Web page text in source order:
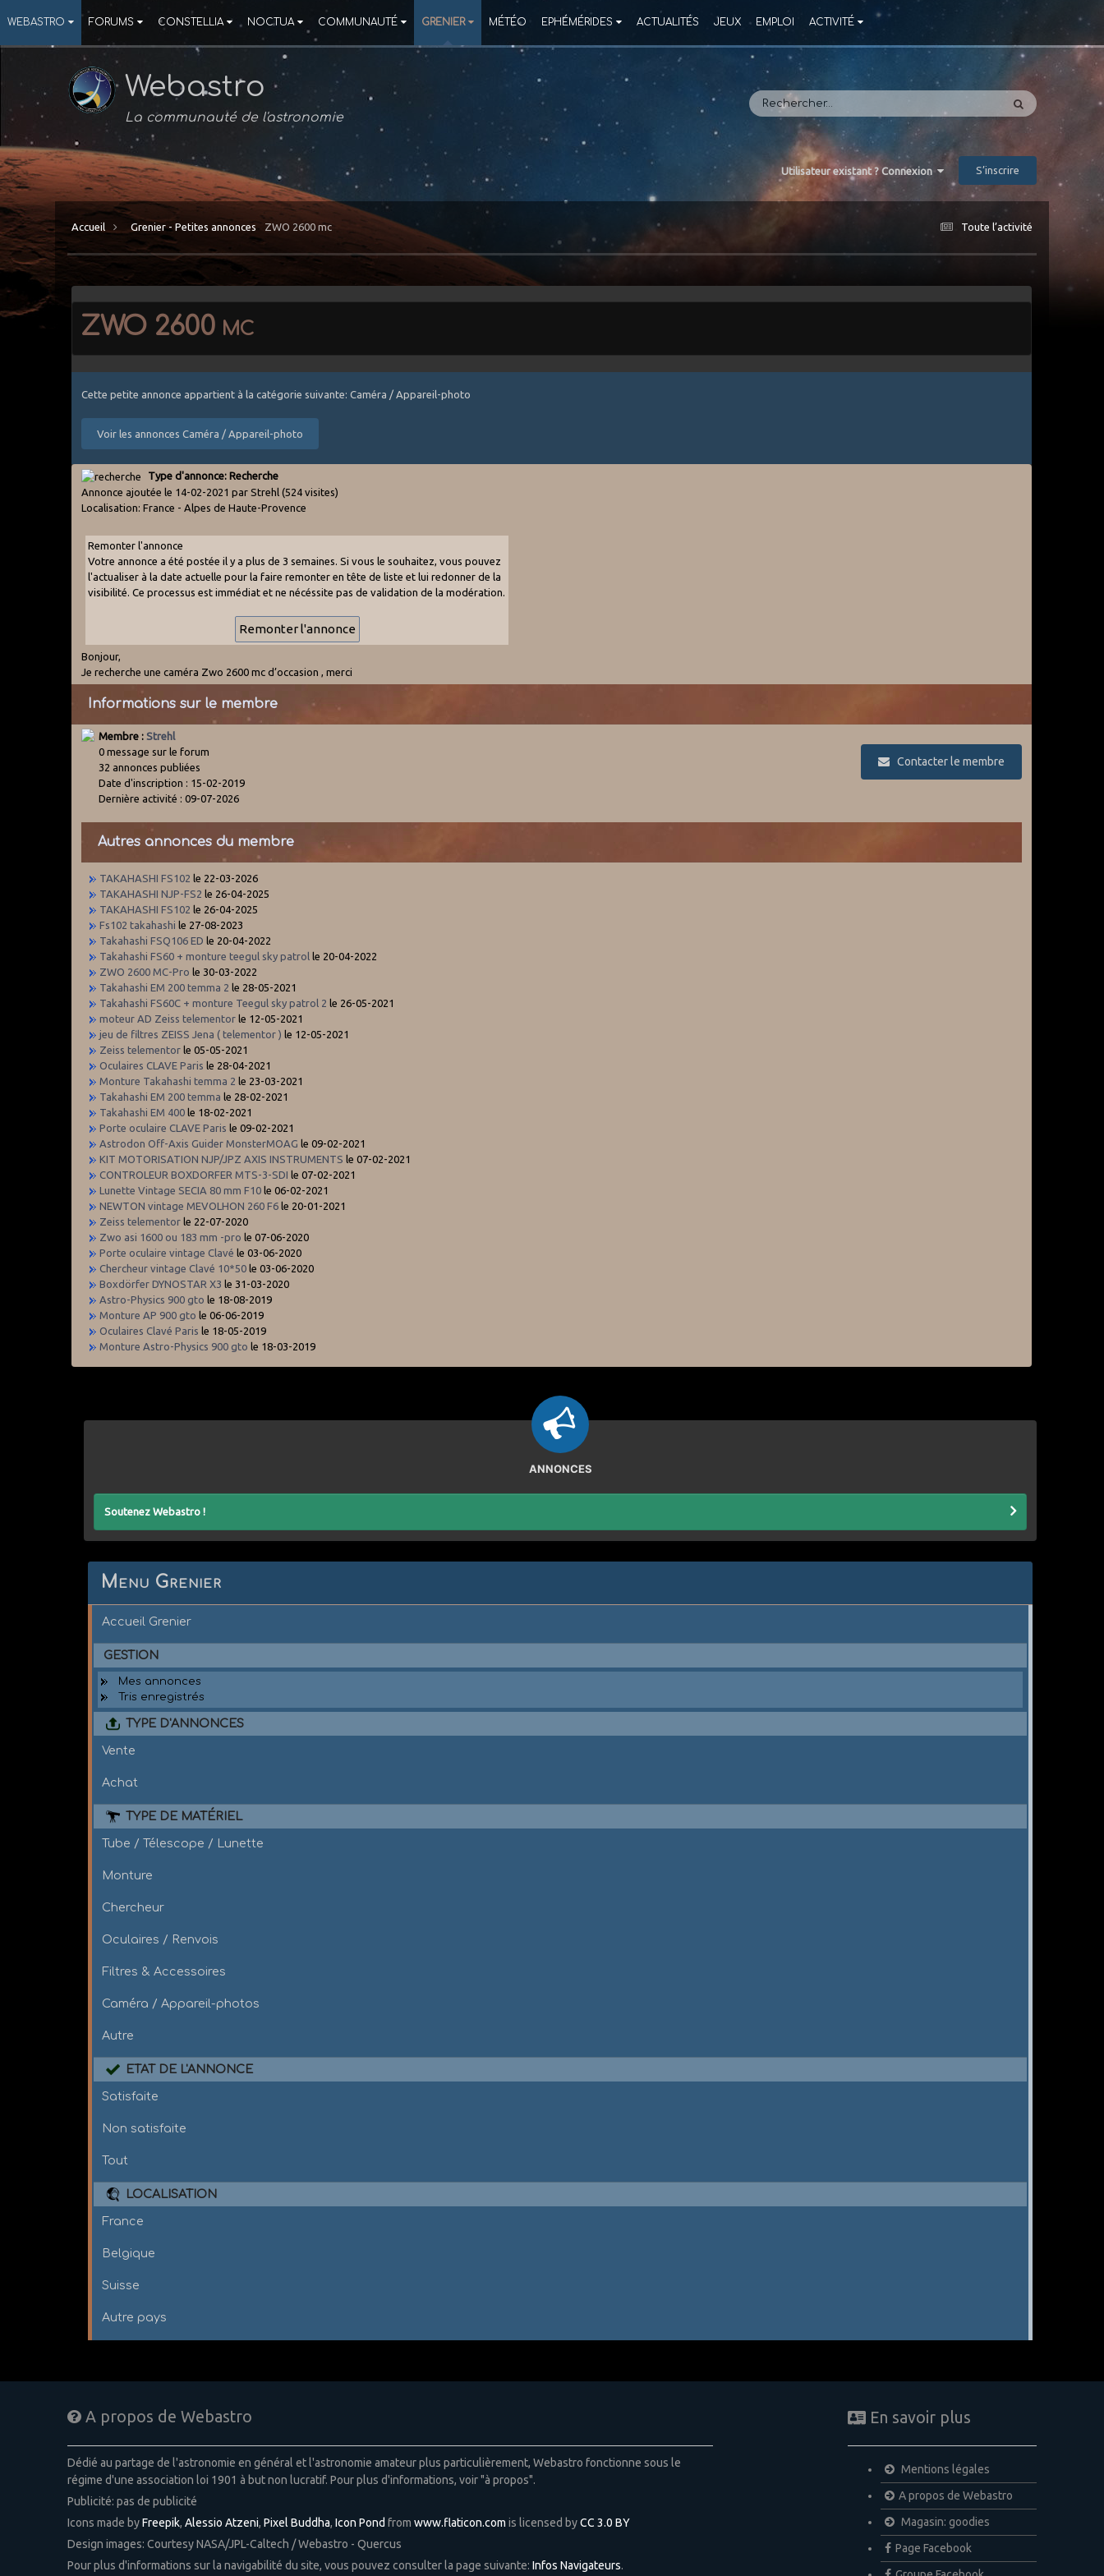
WEBASTRO FORUMS CONSTELLIA NOCTUA COMMUNAUTÉ GRENIER MÉTÉO EPHÉMÉRIDES ACTUALITÉS JEUX EMPLOI ACTIVITÉ
Webastro
La communauté de l'astronomie
Utilisateur existant ? Connexion S’inscrire
Toute l’activité
Accueil Grenier - Petites annonces ZWO 2600 mc
ZWO 2600 mc
Cette petite annonce appartient à la catégorie suivante: Caméra / Appareil-photo
Voir les annonces Caméra / Appareil-photo
Type d'annonce: Recherche
Annonce ajoutée le 14-02-2021 par Strehl(524 visites)
Localisation: France - Alpes de Haute-Provence
Remonter l'annonce
Votre annonce a été postée il y a plus de 3 semaines. Si vous le souhaitez, vous pouvez
l'actualiser à la date actuelle pour la faire remonter en tête de liste et lui redonner de la
visibilité. Ce processus est immédiat et ne nécéssite pas de validation de la modération.
Bonjour,
Je recherche une caméra Zwo 2600 mc d’occasion , merci
Informations sur le membre
Membre :Strehl
0 message sur le forum
32 annonces publiées
Date d'inscription : 15-02-2019
Dernière activité : 09-07-2026
Contacter le membre
Autres annonces du membre
TAKAHASHI FS102 le 22-03-2026
TAKAHASHI NJP-FS2 le 26-04-2025
TAKAHASHI FS102 le 26-04-2025
Fs102 takahashi le 27-08-2023
Takahashi FSQ106 ED le 20-04-2022
Takahashi FS60 + monture teegul sky patrol le 20-04-2022
ZWO 2600 MC-Pro le 30-03-2022
Takahashi EM 200 temma 2 le 28-05-2021
Takahashi FS60C + monture Teegul sky patrol 2 le 26-05-2021
moteur AD Zeiss telementor le 12-05-2021
jeu de filtres ZEISS Jena ( telementor ) le 12-05-2021
Zeiss telementor le 05-05-2021
Oculaires CLAVE Paris le 28-04-2021
Monture Takahashi temma 2 le 23-03-2021
Takahashi EM 200 temma le 28-02-2021
Takahashi EM 400 le 18-02-2021
Porte oculaire CLAVE Paris le 09-02-2021
Astrodon Off-Axis Guider MonsterMOAG le 09-02-2021
KIT MOTORISATION NJP/JPZ AXIS INSTRUMENTS le 07-02-2021
CONTROLEUR BOXDORFER MTS-3-SDI le 07-02-2021
Lunette Vintage SECIA 80 mm F10 le 06-02-2021
NEWTON vintage MEVOLHON 260 F6 le 20-01-2021
Zeiss telementor le 22-07-2020
Zwo asi 1600 ou 183 mm -pro le 07-06-2020
Porte oculaire vintage Clavé le 03-06-2020
Chercheur vintage Clavé 10*50 le 03-06-2020
Boxdörfer DYNOSTAR X3 le 31-03-2020
Astro-Physics 900 gto le 18-08-2019
Monture AP 900 gto le 06-06-2019
Oculaires Clavé Paris le 18-05-2019
Monture Astro-Physics 900 gto le 18-03-2019
ANNONCES
Soutenez Webastro !
Menu Grenier
Accueil Grenier
GESTION
Mes annonces
Tris enregistrés
TYPE D'ANNONCES
Vente
Achat
TYPE DE MATÉRIEL
Tube / Télescope / Lunette
Monture
Chercheur
Oculaires / Renvois
Filtres & Accessoires
Caméra / Appareil-photos
Autre
ETAT DE L'ANNONCE
Satisfaite
Non satisfaite
Tout
LOCALISATION
France
Belgique
Suisse
Autre pays
A propos de Webastro
Dédié au partage de l'astronomie en général et l'astronomie amateur plus particulièrement, Webastro fonctionne sous le
régime d'une association loi 1901 à but non lucratif. Pour plus d'informations, voir "à propos".
Publicité: pas de publicité
Icons made byFreepik, Alessio Atzeni, Pixel Buddha, Icon Pond from www.flaticon.com is licensed byCC 3.0 BY
Design images: Courtesy NASA/JPL-Caltech / Webastro - Quercus
Pour plus d'informations sur la navigabilité du site, vous pouvez consulter la page suivante: Infos Navigateurs.
En savoir plus
Mentions légales
A propos de Webastro
Magasin: goodies
Page Facebook